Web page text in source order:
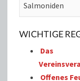
Salmoniden
WICHTIGE
Das
Offenes